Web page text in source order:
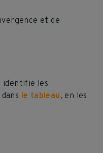
et de
identifie les
le tableau, en les